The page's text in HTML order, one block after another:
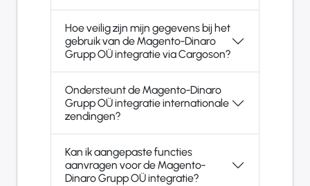
Hoe veilig zijn mijn gegevens bij het
gebruik van de Magento-Dinaro
Grupp OÜ integratie via Cargoson?
Ondersteunt de Magento-Dinaro
Grupp OÜ integratie internationale
zendingen?
Kan ik aangepaste functies
aanvragen voor de Magento-
Dinaro Grupp OÜ integratie?